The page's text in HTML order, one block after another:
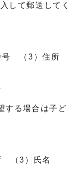
て郵送してく
（3）住所
る場合は子ど
3）氏名